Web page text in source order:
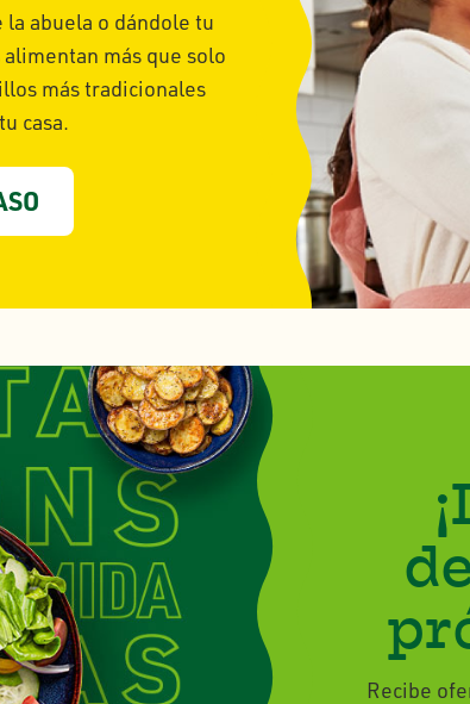
la abuela o dándole tu
más que solo
más tradicionales
casa.
Recibe